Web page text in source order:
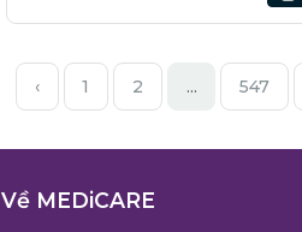
‹ 1 2 ... 547
Về MEDiCARE